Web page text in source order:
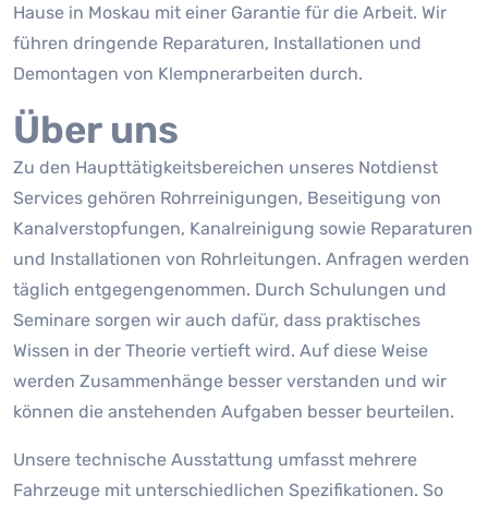
Hause in Moskau mit einer Garantie für die Arbeit. Wir
führen dringende Reparaturen, Installationen und
Demontagen von Klempnerarbeiten durch.
Über uns
Zu den Haupttätigkeitsbereichen unseres Notdienst
Services gehören Rohrreinigungen, Beseitigung von
Kanalverstopfungen, Kanalreinigung sowie Reparaturen
und Installationen von Rohrleitungen. Anfragen werden
täglich entgegengenommen. Durch Schulungen und
Seminare sorgen wir auch dafür, dass praktisches
Wissen in der Theorie vertieft wird. Auf diese Weise
werden Zusammenhänge besser verstanden und wir
können die anstehenden Aufgaben besser beurteilen.
Unsere technische Ausstattung umfasst mehrere
Fahrzeuge mit unterschiedlichen Spezifikationen. So